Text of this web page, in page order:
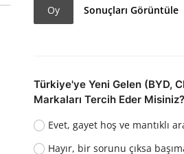
Oy Sonuçları Görüntüle
Türkiye'ye Yeni Gelen (BYD,
Markaları Tercih Eder Misiniz?
Evet, gayet hoş ve mantıklı
Hayır, bir sorunu çıksa